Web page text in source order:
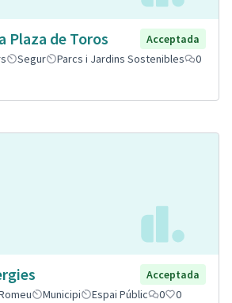
Plaza de Toros
Acceptada
Segur Parcs i Jardins Sostenibles
0
Acceptada
Municipi Espai Públic 0 0